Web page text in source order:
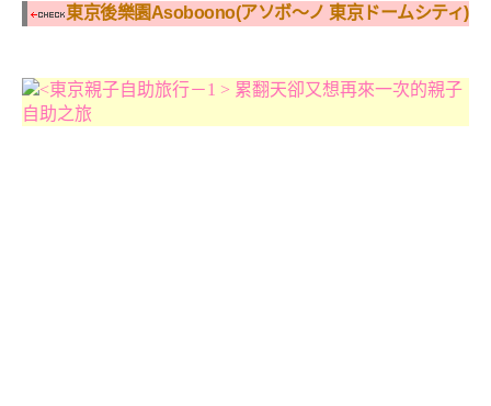
東京後樂園Asoboono(アソボ～ノ 東京ドームシティ)